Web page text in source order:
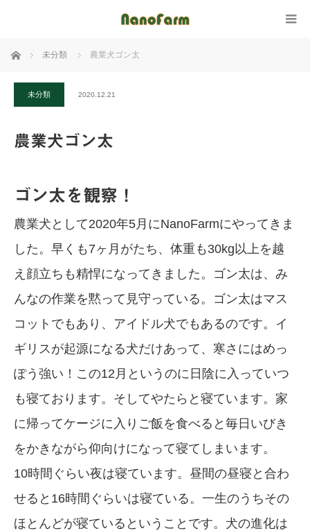
ホーム 未分類 農業犬ゴン太
未分類 2020.12.21
農業犬ゴン太
ゴン太を観察！
農業犬として2020年5月にNanoFarmにやってきま
した。早くも7ヶ月がたち、体重も30kg以上を越
え顔立ちも精悍になってきました。ゴン太は、み
んなの作業を黙って見守っている。ゴン太はマス
コットでもあり、アイドル犬でもあるのです。イ
ギリスが起源になる犬だけあって、寒さにはめっ
ぽう強い！この12月というのに日陰に入っていつ
も寝ております。そしてやたらと寝ています。家
に帰ってケージに入りご飯を食べると毎日いびき
をかきながら仰向けになって寝てしまいます。
10時間ぐらい夜は寝ています。昼間の昼寝と合わ
せると16時間ぐらいは寝ている。一生のうちその
ほとんどが寝ているということです。犬の進化は